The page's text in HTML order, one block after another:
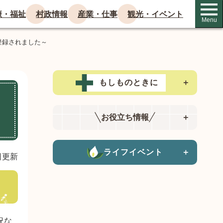
福祉 村政情報 産業・仕事 観光・イベント
Menu
されました～
新
な
もしものときに ＋
お役立ち情報 ＋
ライフイベント ＋